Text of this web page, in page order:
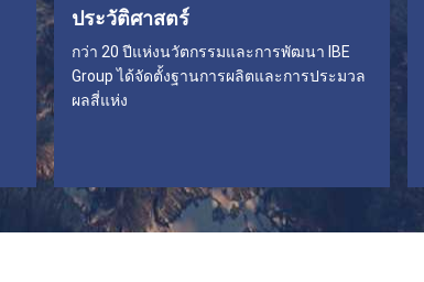
ประวัติศาสตร์
กว่า 20 ปีแห่งนวัตกรรมและการพัฒนา IBE
Group ได้จัดตั้งฐานการผลิตและการประมวล
ผลสี่แห่ง